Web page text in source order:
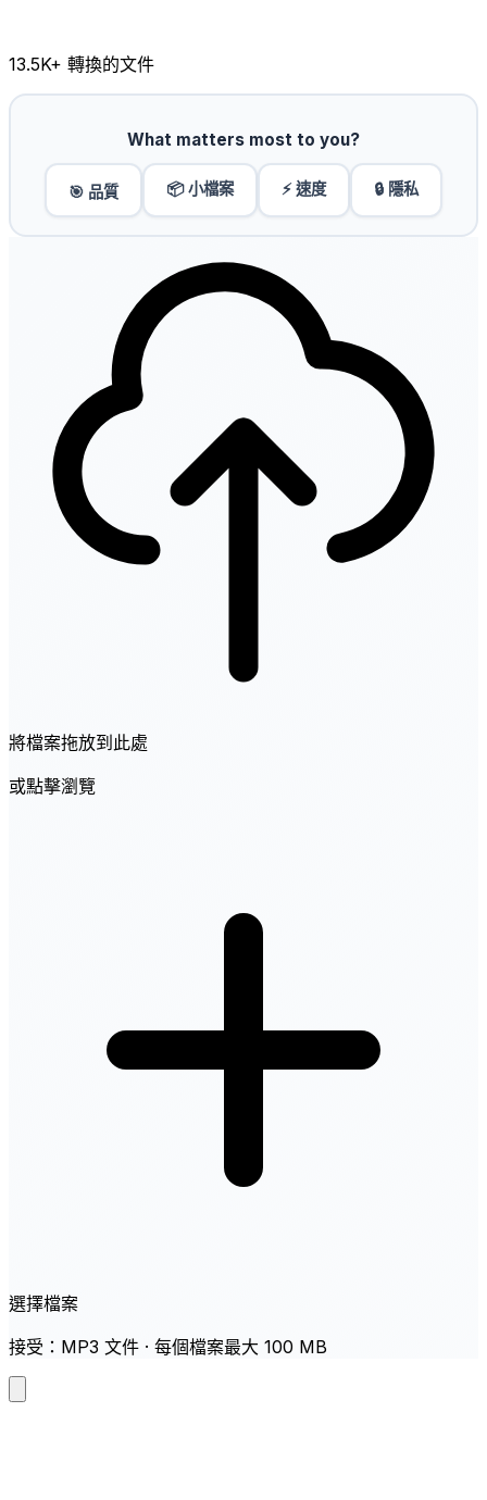
13.5K+ 轉換的文件
What matters most to you?
🎯 品質 📦 小檔案 ⚡ 速度 🔒 隱私
將檔案拖放到此處
或點擊瀏覽
選擇檔案
接受：MP3 文件 · 每個檔案最大 100 MB